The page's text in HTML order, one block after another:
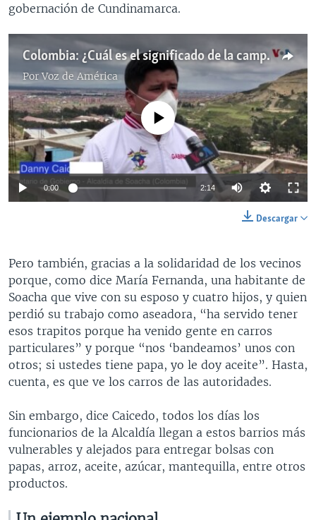
gobernación de Cundinamarca.
Colombia: ¿Cuál es el significado de la campaña de los 'trapos rojos'?
PorVoz de América
No media source currently available
0:00 2:14
Descargar
Pero también, gracias a la solidaridad de los vecinos
porque, como dice María Fernanda, una habitante de
Soacha que vive con su esposo y cuatro hijos, y quien
perdió su trabajo como aseadora, “ha servido tener
esos trapitos porque ha venido gente en carros
particulares” y porque “nos ‘bandeamos’ unos con
otros; si ustedes tiene papa, yo le doy aceite”. Hasta,
cuenta, es que ve los carros de las autoridades.
Sin embargo, dice Caicedo, todos los días los
funcionarios de la Alcaldía llegan a estos barrios más
vulnerables y alejados para entregar bolsas con
papas, arroz, aceite, azúcar, mantequilla, entre otros
productos.